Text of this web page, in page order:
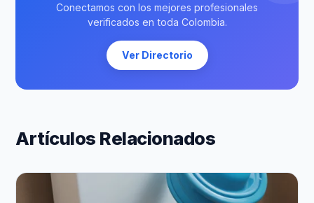
Conectamos con los mejores profesionales
verificados en toda Colombia.
Ver Directorio
Artículos Relacionados